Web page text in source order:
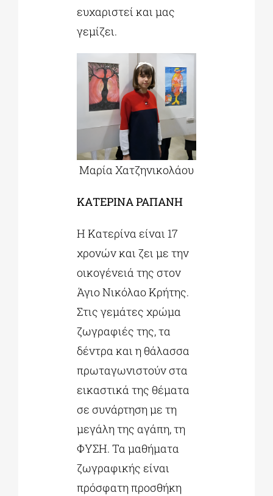
ευχαριστεί και μας
γεμίζει.
Μαρία Χατζηνικολάου
ΚΑΤΕΡΙΝΑ ΡΑΠΑΝΗ
Η Κατερίνα είναι 17
χρονών και ζει με την
οικογένειά της στον
Άγιο Νικόλαο Κρήτης.
Στις γεμάτες χρώμα
ζωγραφιές της, τα
δέντρα και η θάλασσα
πρωταγωνιστούν στα
εικαστικά της θέματα
σε συνάρτηση με τη
μεγάλη της αγάπη, τη
ΦΥΣΗ. Τα μαθήματα
ζωγραφικής είναι
πρόσφατη προσθήκη